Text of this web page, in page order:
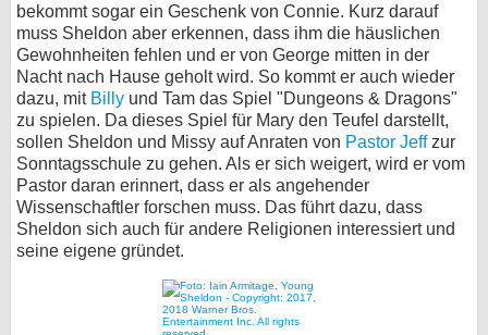
bekommt sogar ein Geschenk von Connie. Kurz darauf
muss Sheldon aber erkennen, dass ihm die häuslichen
Gewohnheiten fehlen und er von George mitten in der
Nacht nach Hause geholt wird. So kommt er auch wieder
dazu, mit Billy und Tam das Spiel "Dungeons & Dragons"
zu spielen. Da dieses Spiel für Mary den Teufel darstellt,
sollen Sheldon und Missy auf Anraten von Pastor Jeffzur
Sonntagsschule zu gehen. Als er sich weigert, wird er vom
Pastor daran erinnert, dass er als angehender
Wissenschaftler forschen muss. Das führt dazu, dass
Sheldon sich auch für andere Religionen interessiert und
seine eigene gründet.